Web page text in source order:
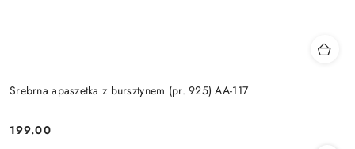
Srebrna apaszetka z bursztynem (pr. 925) AA-117
Cena:
199.00